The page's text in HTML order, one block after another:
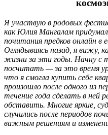
Я участвую в родовых
как Юлия Мангалам
почитания предков онлайн в
Оглядываясь назад, я вижу,
жизни за эти годы. Начну с
посчитать — за это время
что я смогла купить себе
произошло после одного из
течение года сделать в ней
обставить. Многие яркие,
случились после периодов
важным решениям и